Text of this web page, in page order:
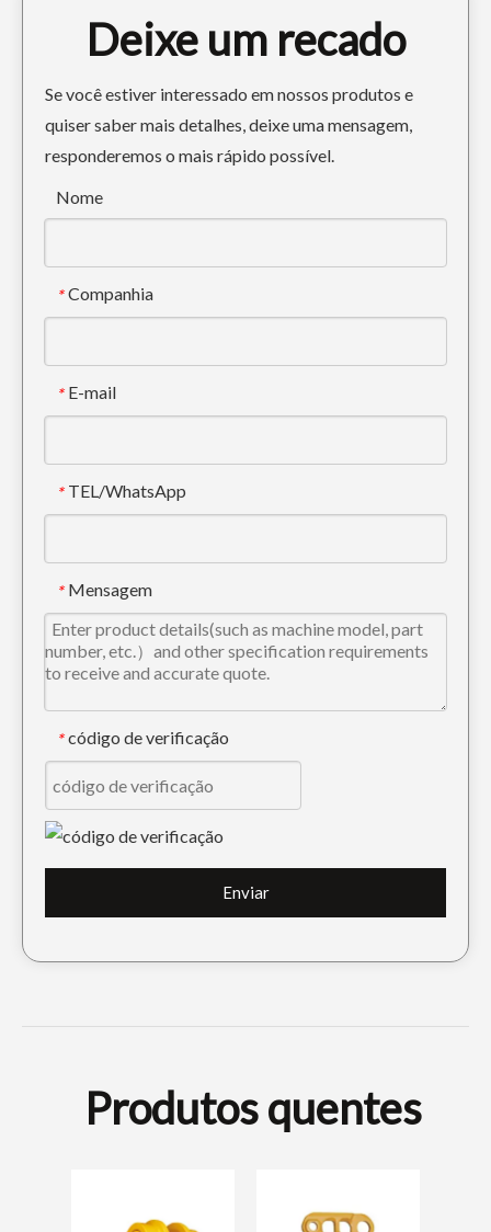
Caçamba de escavadeira de 36 polegadas para construção Caterpillar
Deixe um recado
Se você estiver interessado em nossos produtos e
quiser saber mais detalhes, deixe uma mensagem,
responderemos o mais rápido possível.
Nome
* Companhia
* E-mail
* TEL/WhatsApp
* Mensagem
* código de verificação
Enviar
Produtos quentes
Caçamba de Peças de